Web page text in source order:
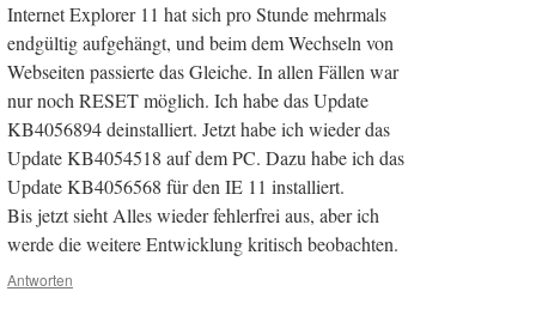
Internet Explorer 11 hat sich pro Stunde mehrmals
endgültig aufgehängt, und beim dem Wechseln von
Webseiten passierte das Gleiche. In allen Fällen war
nur noch RESET möglich. Ich habe das Update
KB4056894 deinstalliert. Jetzt habe ich wieder das
Update KB4054518 auf dem PC. Dazu habe ich das
Update KB4056568 für den IE 11 installiert.
Bis jetzt sieht Alles wieder fehlerfrei aus, aber ich
werde die weitere Entwicklung kritisch beobachten.
Antworten